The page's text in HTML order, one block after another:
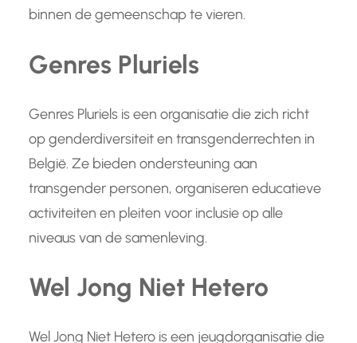
binnen de gemeenschap te vieren.
Genres Pluriels
Genres Pluriels is een organisatie die zich richt
op genderdiversiteit en transgenderrechten in
België. Ze bieden ondersteuning aan
transgender personen, organiseren educatieve
activiteiten en pleiten voor inclusie op alle
niveaus van de samenleving.
Wel Jong Niet Hetero
Wel Jong Niet Hetero is een jeugdorganisatie die